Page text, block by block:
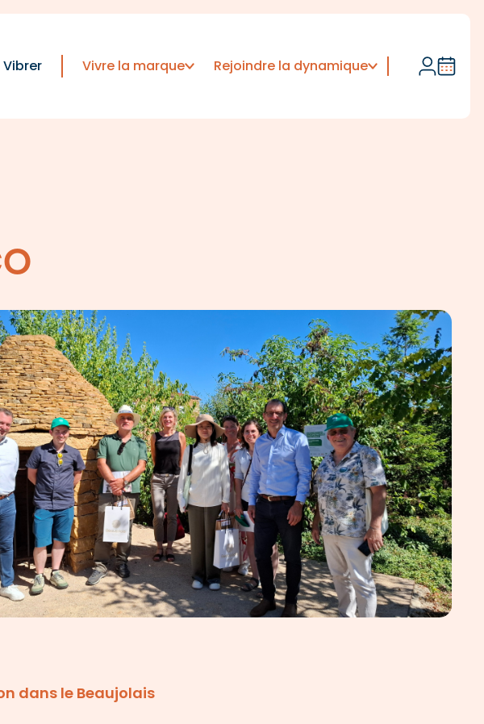
Vibrer Vivre la marque Rejoindre la dynamique
dans le Beaujolais